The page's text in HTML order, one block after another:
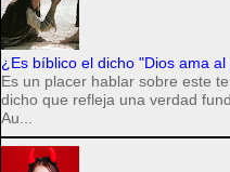
¿Es bíblico el dicho "Dios ama
Es un placer hablar sobre este
dicho que refleja una verdad
Au...